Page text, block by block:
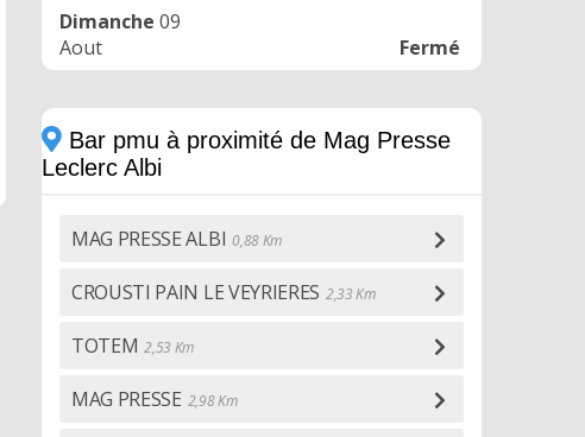
Dimanche 09
Aout
Fermé
Bar pmu à proximité de Mag Presse
Leclerc Albi
MAG PRESSE ALBI 0,88 Km
CROUSTI PAIN LE VEYRIERES 2,33 Km
TOTEM 2,53 Km
MAG PRESSE 2,98 Km